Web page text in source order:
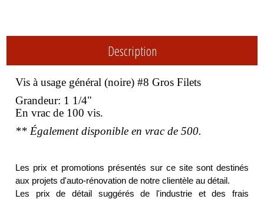
Description
Vis à usage général (noire) #8 Gros Filets
Grandeur: 1 1/4"
En vrac de 100 vis.
** Également disponible en vrac de 500.
Les prix et promotions présentés sur ce site sont destinés
aux projets d'auto-rénovation de notre clientèle au détail.
Les prix de détail suggérés de l'industrie et des frais